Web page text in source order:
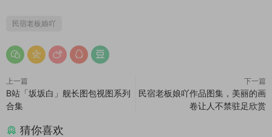
民宿老板娘吖
上一篇
B站「坂坂白」舰长图包视图系列
合集
下一篇
民宿老板娘吖作品图集，美丽的画
卷让人不禁驻足欣赏
猜你喜欢